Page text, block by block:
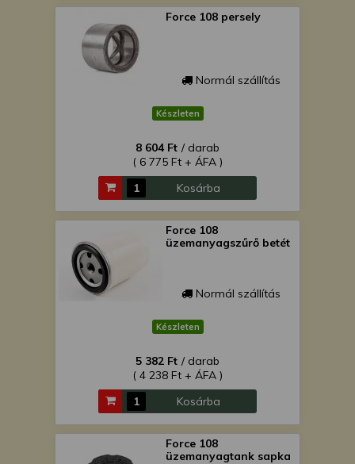
Force 108 persely
Normál szállítás
Készleten
8 604 Ft / darab
( 6 775 Ft + ÁFA )
Kosárba
Force 108
üzemanyagszűrő betét
Normál szállítás
Készleten
5 382 Ft / darab
( 4 238 Ft + ÁFA )
Kosárba
Force 108
üzemanyagtank sapka